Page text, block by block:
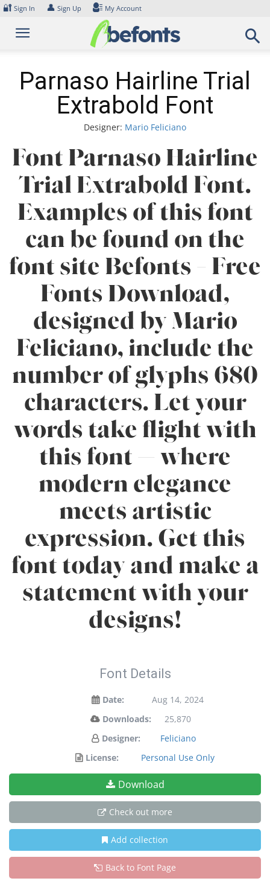
Skip
content
🔐 Sign In 👤 Sign Up My Account
Parnaso Hairline Trial
Extrabold Font
Designer: Mario Feliciano
Font Parnaso Hairline
Trial Extrabold Font.
Examples of this font
can be found on the
font site Befonts – Free
Fonts Download,
designed by Mario
Feliciano, include the
number of glyphs 680
characters. Let your
words take flight with
this font — where
modern elegance
meets artistic
expression. Get this
font today and make a
statement with your
designs!
Font Details
Date:
Aug 14, 2024
Downloads:
25,870
Designer:
Feliciano
License:
Personal Use Only
Download
Check out more
Add collection
Back to Font Page